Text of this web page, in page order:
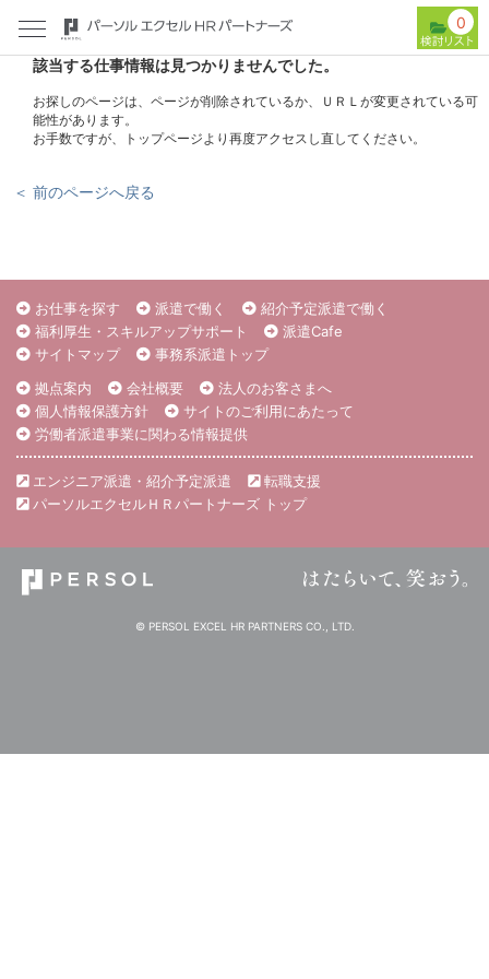
0
該当する仕事情報は見つかりませんでした。
お探しのページは、ページが削除されているか、ＵＲＬが変更されている可
能性があります。
お手数ですが、トップページより再度アクセスし直してください。
＜ 前のページへ戻る
お仕事を探す 派遣で働く
紹介予定派遣で働く
福利厚生・スキルアップサポート
派遣Cafe
サイトマップ
事務系派遣トップ
拠点案内
会社概要
法人のお客さまへ
個人情報保護方針
サイトのご利用にあたって
労働者派遣事業に関わる情報提供
エンジニア派遣・紹介予定派遣
転職支援
パーソルエクセルＨＲパートナーズ トップ
© PERSOL EXCEL HR PARTNERS CO., LTD.